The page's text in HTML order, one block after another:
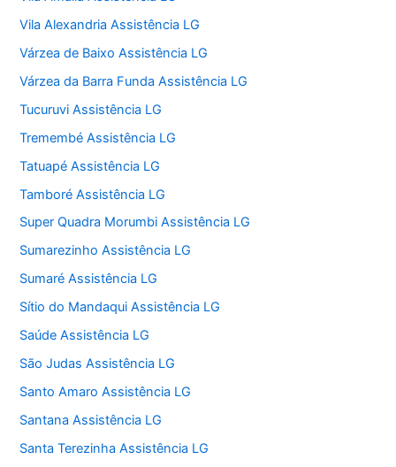
Vila Alexandria Assistência LG
Várzea de Baixo Assistência LG
Várzea da Barra Funda Assistência LG
Tucuruvi Assistência LG
Tremembé Assistência LG
Tatuapé Assistência LG
Tamboré Assistência LG
Super Quadra Morumbi Assistência LG
Sumarezinho Assistência LG
Sumaré Assistência LG
Sítio do Mandaqui Assistência LG
Saúde Assistência LG
São Judas Assistência LG
Santo Amaro Assistência LG
Santana Assistência LG
Santa Terezinha Assistência LG